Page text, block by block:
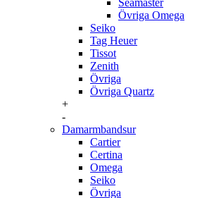
Seamaster
Övriga Omega
Seiko
Tag Heuer
Tissot
Zenith
Övriga
Övriga Quartz
+
-
Damarmbandsur
Cartier
Certina
Omega
Seiko
Övriga